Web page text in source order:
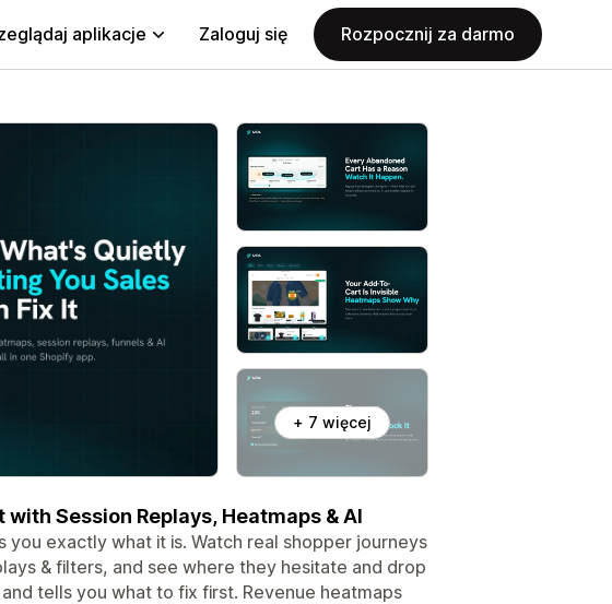
aplikacje Zaloguj się Rozpocznij za darmo
+ 7 więcej
Session Replays, Heatmaps & AI
exactly what it is. Watch real shopper journeys
& filters, and see where they hesitate and drop
tells you what to fix first. Revenue heatmaps